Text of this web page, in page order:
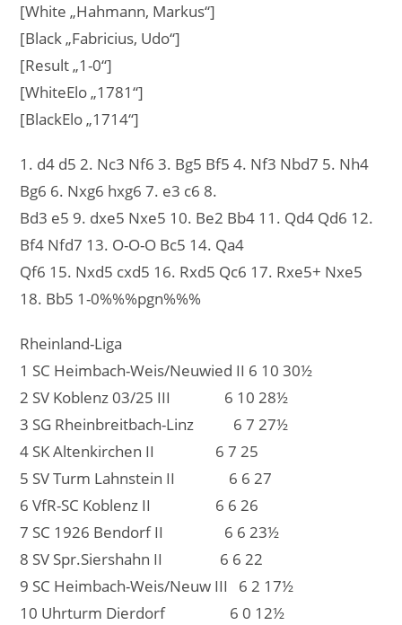
[White „Hahmann, Markus“]
[Black „Fabricius, Udo“]
[Result „1-0“]
[WhiteElo „1781“]
[BlackElo „1714“]
1. d4 d5 2. Nc3 Nf6 3. Bg5 Bf5 4. Nf3 Nbd7 5. Nh4
Bg6 6. Nxg6 hxg6 7. e3 c6 8.
Bd3 e5 9. dxe5 Nxe5 10. Be2 Bb4 11. Qd4 Qd6 12.
Bf4 Nfd7 13. O-O-O Bc5 14. Qa4
Qf6 15. Nxd5 cxd5 16. Rxd5 Qc6 17. Rxe5+ Nxe5
18. Bb5 1-0%%%pgn%%%
Rheinland-Liga
1 SC Heimbach-Weis/Neuwied II 6 10 30½
2 SV Koblenz 03/25 III 6 10 28½
3 SG Rheinbreitbach-Linz 6 7 27½
4 SK Altenkirchen II 6 7 25
5 SV Turm Lahnstein II 6 6 27
6 VfR-SC Koblenz II 6 6 26
7 SC 1926 Bendorf II 6 6 23½
8 SV Spr.Siershahn II 6 6 22
9 SC Heimbach-Weis/Neuw III 6 2 17½
10 Uhrturm Dierdorf 6 0 12½